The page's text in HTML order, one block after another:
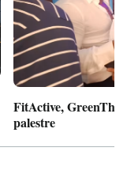
FitActive,
palestre